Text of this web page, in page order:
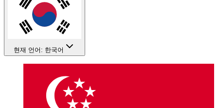
현재 언어: 한국어